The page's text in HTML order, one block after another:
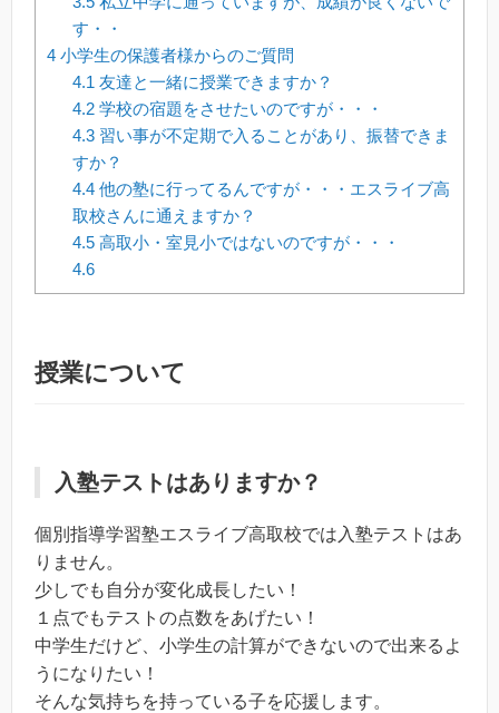
す・・
4 小学生の保護者様からのご質問
4.1 友達と一緒に授業できますか？
4.2学校の宿題をさせたいのですが・・・
4.3習い事が不定期で入ることがあり、振替できま
すか？
4.4他の塾に行ってるんですが・・・エスライブ高
取校さんに通えますか？
4.5高取小・室見小ではないのですが・・・
4.6
授業について
入塾テストはありますか？
個別指導学習塾エスライブ高取校では入塾テストはあ
りません。
少しでも自分が変化成長したい！
１点でもテストの点数をあげたい！
中学生だけど、小学生の計算ができないので出来るよ
うになりたい！
そんな気持ちを持っている子を応援します。